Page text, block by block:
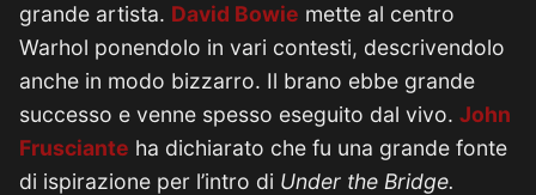
grande artista. David Bowie mette al centro
Warhol ponendolo in vari contesti, descrivendolo
anche in modo bizzarro. Il brano ebbe grande
successo e venne spesso eseguito dal vivo. John
Frusciante ha dichiarato che fu una grande fonte
di ispirazione per l’intro di Under the Bridge.